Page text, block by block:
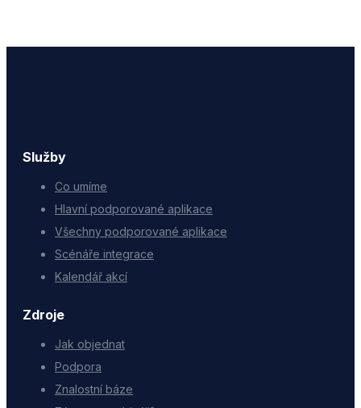
Služby
Co umíme
Hlavní podporované aplikace
Všechny podporované aplikace
Scénáře integrace
Kalendář akcí
Zdroje
Jak objednat
Podpora
Znalostní báze